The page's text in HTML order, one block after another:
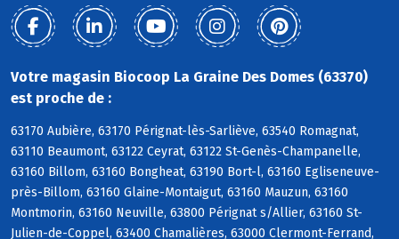
Votre magasin Biocoop La Graine Des Domes (63370)
est proche de :
63170 Aubière, 63170 Pérignat-lès-Sarliève, 63540 Romagnat,
63110 Beaumont, 63122 Ceyrat, 63122 St-Genès-Champanelle,
63160 Billom, 63160 Bongheat, 63190 Bort-l, 63160 Egliseneuve-
près-Billom, 63160 Glaine-Montaigut, 63160 Mauzun, 63160
Montmorin, 63160 Neuville, 63800 Pérignat s/Allier, 63160 St-
Julien-de-Coppel, 63400 Chamalières, 63000 Clermont-Ferrand,